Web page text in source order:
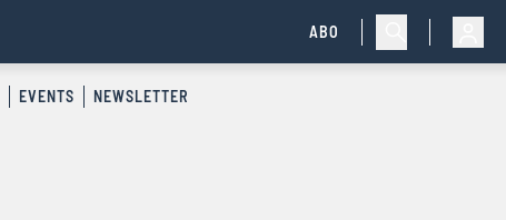
ABO
EVENTS NEWSLETTER